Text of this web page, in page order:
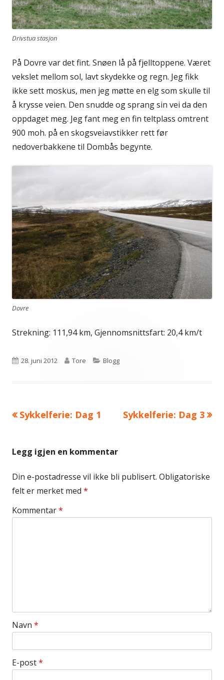
Drivstua stasjon
På Dovre var det fint. Snøen lå på fjelltoppene. Været
vekslet mellom sol, lavt skydekke og regn. Jeg fikk
ikke sett moskus, men jeg møtte en elg som skulle til
å krysse veien. Den snudde og sprang sin vei da den
oppdaget meg. Jeg fant meg en fin teltplass omtrent
900 moh. på en skogsveiavstikker rett før
nedoverbakkene til Dombås begynte.
Dovre
Strekning: 111,94 km, Gjennomsnittsfart: 20,4 km/t
Publisert
28. juni 2012 Forfatter
Tore Kategorier
Blogg
Innleggsnavigasjon
Forrige
Sykkelferie: Dag 1
Neste
Sykkelferie: Dag 3
Legg igjen en kommentar
Din e-postadresse vil ikke bli publisert. Obligatoriske
felt er merket med *
Kommentar*
Navn *
E-post*